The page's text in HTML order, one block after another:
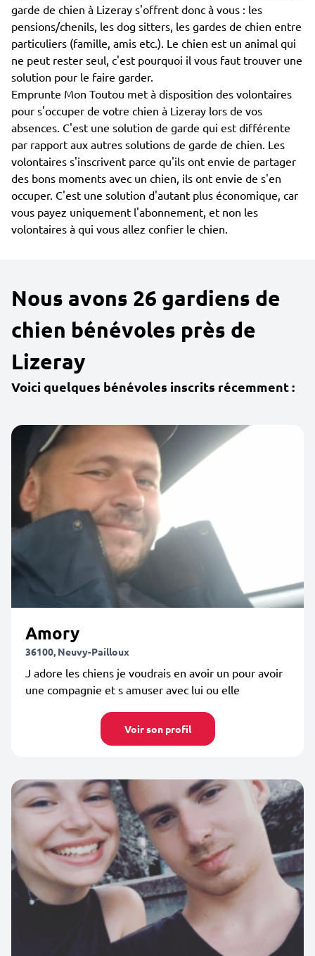
garde de chien à Lizeray s'offrent donc à vous : les
pensions/chenils, les dog sitters, les gardes de chien entre
particuliers (famille, amis etc.). Le chien est un animal qui
ne peut rester seul, c'est pourquoi il vous faut trouver une
solution pour le faire garder.
Emprunte Mon Toutou met à disposition des volontaires
pour s'occuper de votre chien à Lizeray lors de vos
absences. C'est une solution de garde qui est différente
par rapport aux autres solutions de garde de chien. Les
volontaires s'inscrivent parce qu'ils ont envie de partager
des bons moments avec un chien, ils ont envie de s'en
occuper. C'est une solution d'autant plus économique, car
vous payez uniquement l'abonnement, et non les
volontaires à qui vous allez confier le chien.
Nous avons 26 gardiens de
chien bénévoles près de
Lizeray
Voici quelques bénévoles inscrits récemment :
Amory
36100, Neuvy-Pailloux
J adore les chiens je voudrais en avoir un pour avoir
une compagnie et s amuser avec lui ou elle
Voir son profil